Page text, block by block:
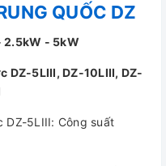
QUỐC DZ
2.5kW - 5kW
DZ-5LIII, DZ-10LIII, DZ-
DZ-5LIII: Công suất